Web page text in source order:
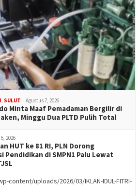
, SULUT Agustus 7, 2026
Minta Maaf Pemadaman Bergilir di
Minggu Dua PLTD Pulih Total
2026
HUT ke 81 RI, PLN Dorong
Pendidikan di SMPN1 Palu Lewat
content/uploads/2026/03/IKLAN-IDUL-FITRI-